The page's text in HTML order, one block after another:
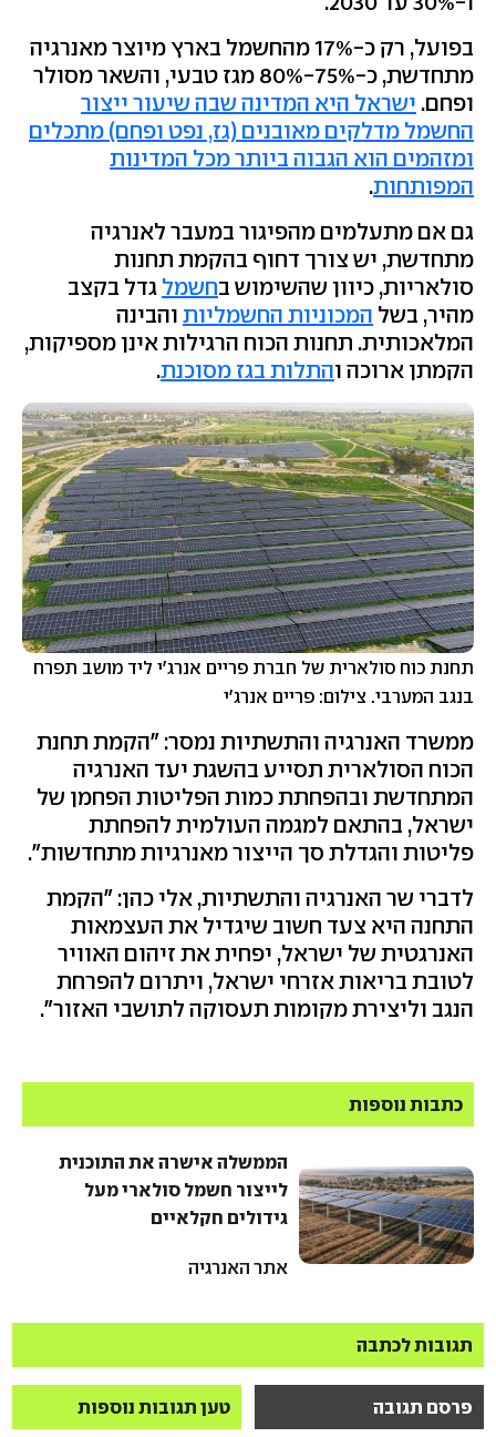
בפועל, רק כ-17% מהחשמל בארץ מיוצר מאנרגיה
מתחדשת, כ-75%-80% מגז טבעי, והשאר מסולר
ופחם. ישראל היא המדינה שבה שיעור ייצור
החשמל מדלקים מאובנים (גז, נפט ופחם) מתכלים
ומזהמים הוא הגבוה ביותר מכל המדינות
המפותחות.
גם אם מתעלמים מהפיגור במעבר לאנרגיה
מתחדשת, יש צורך דחוף בהקמת תחנות
סולאריות, כיוון שהשימוש בחשמלגדל בקצב
מהיר, בשל המכוניות החשמליותוהבינה
המלאכותית. תחנות הכוח הרגילות אינן מספיקות,
הקמתן ארוכה והתלות בגז מסוכנת.
תחנת כוח סולארית של חברת פריים אנרג'י ליד מושב תפרח
בנגב המערבי. צילום: פריים אנרג'י
ממשרד האנרגיה והתשתיות נמסר: "הקמת תחנת
הכוח הסולארית תסייע בהשגת יעד האנרגיה
המתחדשת ובהפחתת כמות הפליטות הפחמן של
ישראל, בהתאם למגמה העולמית להפחתת
פליטות והגדלת סך הייצור מאנרגיות מתחדשות".
לדברי שר האנרגיה והתשתיות, אלי כהן: ״הקמת
התחנה היא צעד חשוב שיגדיל את העצמאות
האנרגטית של ישראל, יפחית את זיהום האוויר
לטובת בריאות אזרחי ישראל, ויתרום להפרחת
הנגב וליצירת מקומות תעסוקה לתושבי האזור״.
כתבות נוספות
הממשלה אישרה את התוכנית
לייצור חשמל סולארי מעל
גידולים חקלאיים
אתר האנרגיה
תגובות לכתבה
פרסם תגובה טען תגובות נוספות